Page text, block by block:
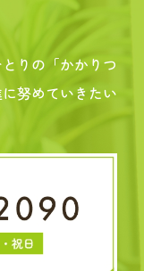
りの「かかりつ
努めていきたい